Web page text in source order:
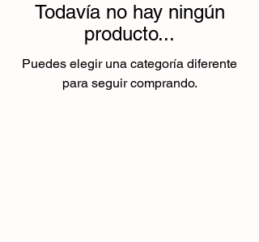
Todavía no hay ningún
producto...
Puedes elegir una categoría diferente
para seguir comprando.